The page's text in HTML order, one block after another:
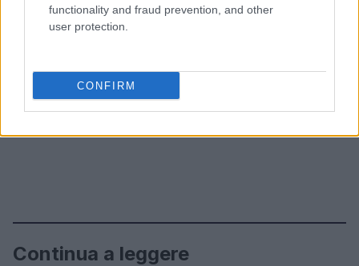
functionality and fraud prevention, and other
user protection.
CONFIRM
Continua a leggere